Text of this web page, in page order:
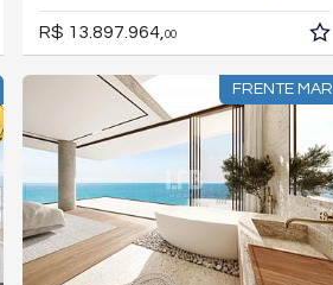
R$ 13.897.964, 00
FRENTE MAR